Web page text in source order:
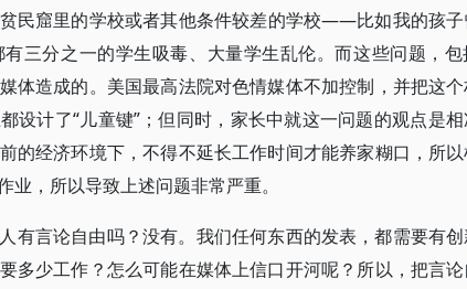
民窟里的学校或者其他条件较差的学校——比如我的孩子
三分之一的学生吸毒、大量学生乱伦。而这些问题，
体造成的。美国最高法院对色情媒体不加控制，并把这
计了“儿童键”；但同时，家长中就这一问题的观点是
的经济环境下，不得不延长工作时间才能养家糊口，所
，所以导致上述问题非常严重。
有言论自由吗？没有。我们任何东西的发表，都需要有
多少工作？怎么可能在媒体上信口开河呢？所以，把言